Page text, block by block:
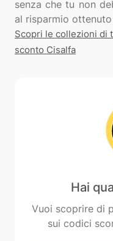
senza che tu non
Scopri le collezioni di
sconto Cisalfa
Hai
Vuoi scoprire di
sui codici